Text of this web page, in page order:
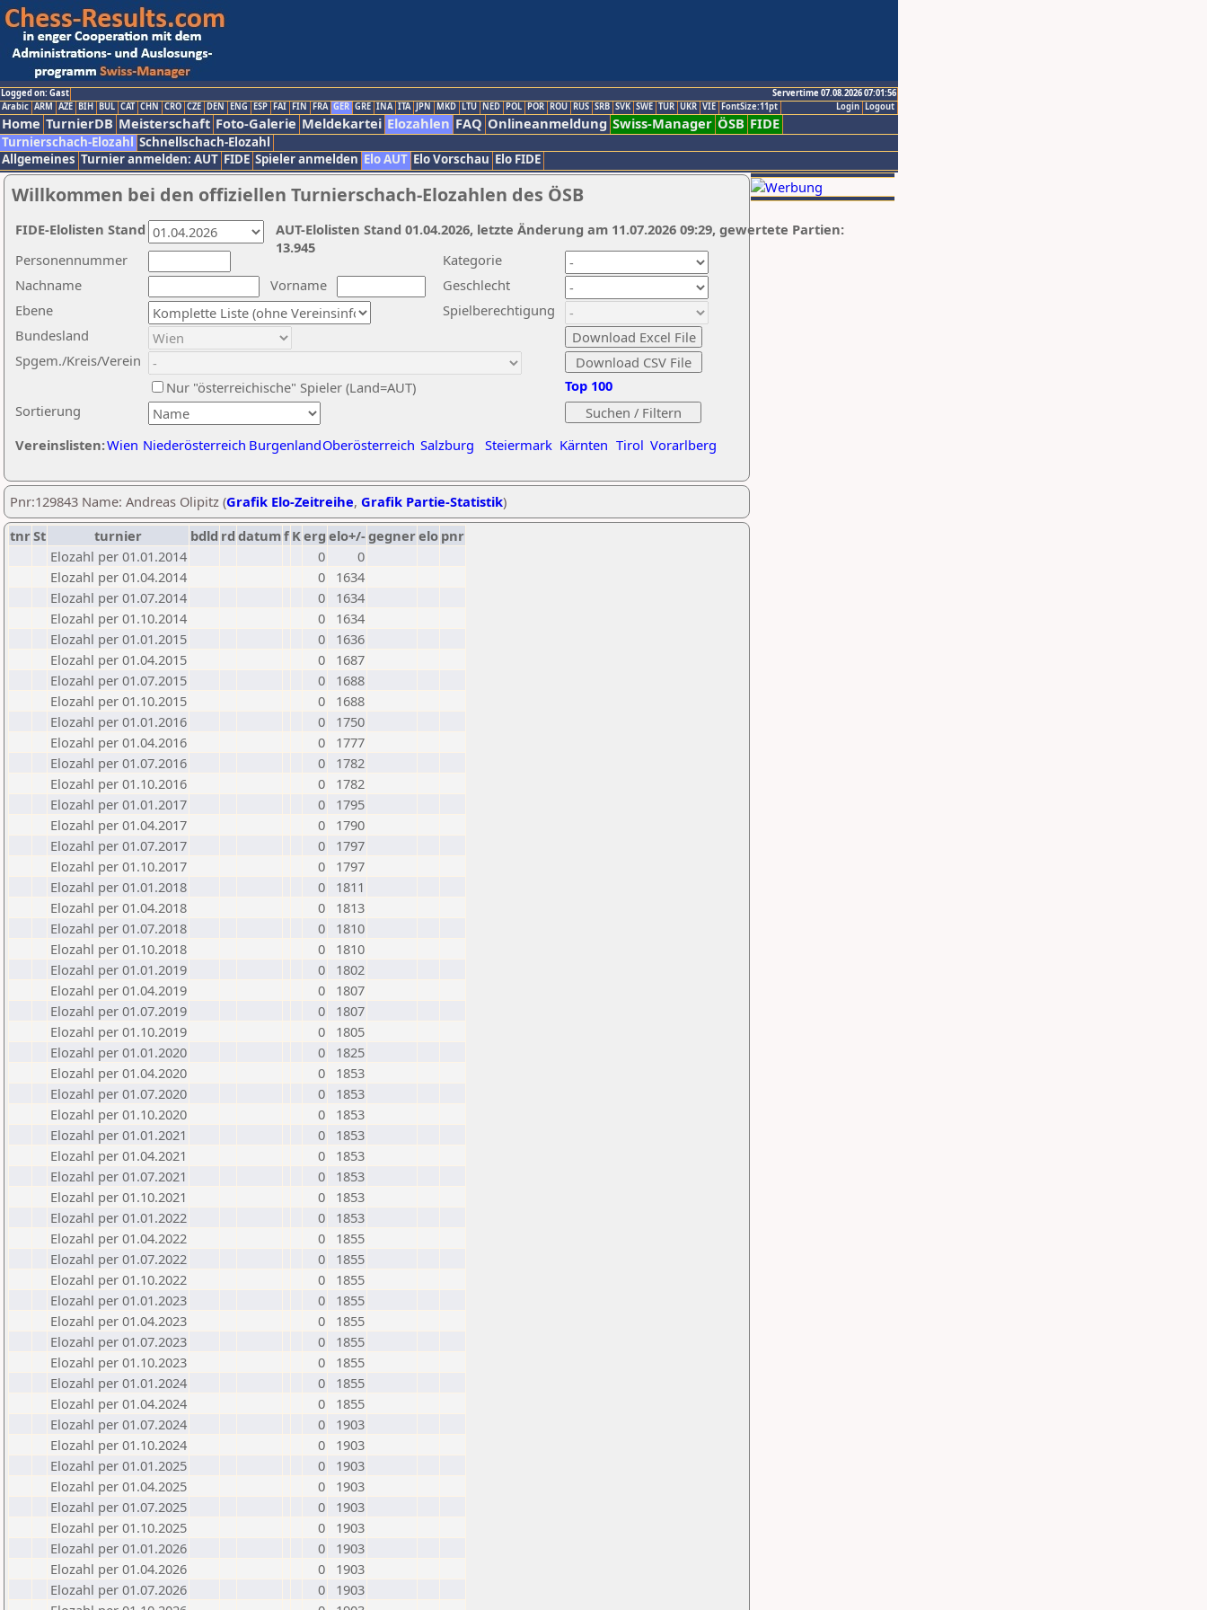
Logged on: Gast
Servertime 07.08.2026 07:01:56
Logout
Login
Arabic ARM AZE BIH BUL CAT CHN CRO CZE DEN ENG ESP FAI FIN FRA GER GRE INA ITA JPN MKD LTU NED POL POR ROU RUS SRB SVK SWE TUR UKR VIE FontSize:11pt
Home TurnierDB Meisterschaft Foto-Galerie Meldekartei Elozahlen FAQ Onlineanmeldung Swiss-Manager ÖSB FIDE
Turnierschach-Elozahl Schnellschach-Elozahl
Allgemeines Turnier anmelden: AUT FIDE Spieler anmelden Elo AUT Elo Vorschau Elo FIDE
Willkommen bei den offiziellen Turnierschach-Elozahlen des ÖSB
Nachname
Vorname
Ebene
Kategorie
Sortierung
Personennummer
Bundesland
Spgem./Kreis/Verein
Geschlecht
Nur "österreichische" Spieler (Land=AUT)
Spielberechtigung
Vereinslisten:Wien Niederösterreich BurgenlandOberösterreich Salzburg Steiermark Kärnten Tirol Vorarlberg
Top 100
AUT-Elolisten Stand 01.04.2026, letzte Änderung am 11.07.2026 09:29, gewertete Partien:
13.945
FIDE-Elolisten Stand
Pnr:129843 Name: Andreas Olipitz (Grafik Elo-Zeitreihe, Grafik Partie-Statistik)
tnrSt turnier bdld rd datumf Kerg elo+/-gegnerelo pnr
Elozahl per 01.01.2014
0
0
Elozahl per 01.04.2014
0
1634
Elozahl per 01.07.2014
0
1634
Elozahl per 01.10.2014
0
1634
Elozahl per 01.01.2015
0
1636
Elozahl per 01.04.2015
0
1687
Elozahl per 01.07.2015
0
1688
Elozahl per 01.10.2015
0
1688
Elozahl per 01.01.2016
0
1750
Elozahl per 01.04.2016
0
1777
Elozahl per 01.07.2016
0
1782
Elozahl per 01.10.2016
0
1782
Elozahl per 01.01.2017
0
1795
Elozahl per 01.04.2017
0
1790
Elozahl per 01.07.2017
0
1797
Elozahl per 01.10.2017
0
1797
Elozahl per 01.01.2018
0
1811
Elozahl per 01.04.2018
0
1813
Elozahl per 01.07.2018
0
1810
Elozahl per 01.10.2018
0
1810
Elozahl per 01.01.2019
0
1802
Elozahl per 01.04.2019
0
1807
Elozahl per 01.07.2019
0
1807
Elozahl per 01.10.2019
0
1805
Elozahl per 01.01.2020
0
1825
Elozahl per 01.04.2020
0
1853
Elozahl per 01.07.2020
0
1853
Elozahl per 01.10.2020
0
1853
Elozahl per 01.01.2021
0
1853
Elozahl per 01.04.2021
0
1853
Elozahl per 01.07.2021
0
1853
Elozahl per 01.10.2021
0
1853
Elozahl per 01.01.2022
0
1853
Elozahl per 01.04.2022
0
1855
Elozahl per 01.07.2022
0
1855
Elozahl per 01.10.2022
0
1855
Elozahl per 01.01.2023
0
1855
Elozahl per 01.04.2023
0
1855
Elozahl per 01.07.2023
0
1855
Elozahl per 01.10.2023
0
1855
Elozahl per 01.01.2024
0
1855
Elozahl per 01.04.2024
0
1855
Elozahl per 01.07.2024
0
1903
Elozahl per 01.10.2024
0
1903
Elozahl per 01.01.2025
0
1903
Elozahl per 01.04.2025
0
1903
Elozahl per 01.07.2025
0
1903
Elozahl per 01.10.2025
0
1903
Elozahl per 01.01.2026
0
1903
Elozahl per 01.04.2026
0
1903
Elozahl per 01.07.2026
0
1903